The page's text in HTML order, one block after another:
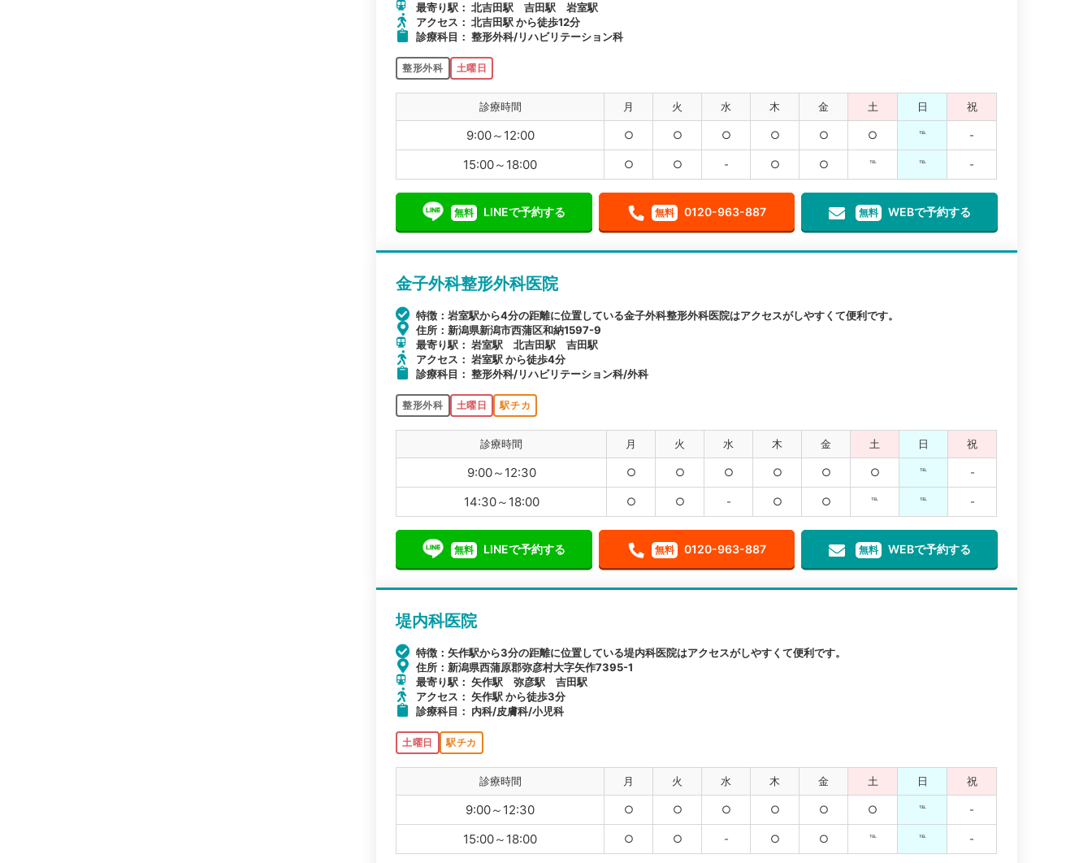
最寄り駅： 北吉田駅 吉田駅 岩室駅
アクセス： 北吉田駅 から徒歩12分
診療科目： 整形外科/リハビリテーション科
整形外科 土曜日
診療時間 月 火 水 木 金 土 日 祝
9:00～12:00 ○ ○ ○ ○ ○ ○ ℡ -
15:00～18:00 ○ ○ - ○ ○ ℡ ℡ -
無料 LINEで予約する 無料 0120-963-887 無料 WEBで予約する
金子外科整形外科医院
特徴：岩室駅から4分の距離に位置している金子外科整形外科医院はアクセスがしやすくて便利です。
住所：新潟県新潟市西蒲区和納1597-9
最寄り駅： 岩室駅 北吉田駅 吉田駅
アクセス： 岩室駅 から徒歩4分
診療科目： 整形外科/リハビリテーション科/外科
整形外科 土曜日 駅チカ
診療時間 月 火 水 木 金 土 日 祝
9:00～12:30 ○ ○ ○ ○ ○ ○ ℡ -
14:30～18:00 ○ ○ - ○ ○ ℡ ℡ -
無料 LINEで予約する 無料 0120-963-887 無料 WEBで予約する
堤内科医院
特徴：矢作駅から3分の距離に位置している堤内科医院はアクセスがしやすくて便利です。
住所：新潟県西蒲原郡弥彦村大字矢作7395-1
最寄り駅： 矢作駅 弥彦駅 吉田駅
アクセス： 矢作駅 から徒歩3分
診療科目： 内科/皮膚科/小児科
土曜日 駅チカ
診療時間 月 火 水 木 金 土 日 祝
9:00～12:30 ○ ○ ○ ○ ○ ○ ℡ -
15:00～18:00 ○ ○ - ○ ○ ℡ ℡ -